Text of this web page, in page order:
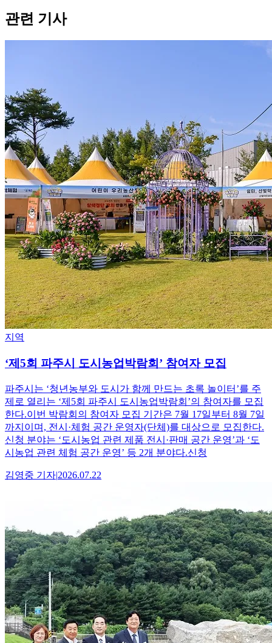
관련 기사
지역
‘제5회 파주시 도시농업박람회’ 참여자 모집
파주시는 ‘청년농부와 도시가 함께 만드는 초록 놀이터’를 주
제로 열리는 ‘제5회 파주시 도시농업박람회’의 참여자를 모집
한다.이번 박람회의 참여자 모집 기간은 7월 17일부터 8월 7일
까지이며, 전시·체험 공간 운영자(단체)를 대상으로 모집한다.
신청 분야는 ‘도시농업 관련 제품 전시·판매 공간 운영’과 ‘도
시농업 관련 체험 공간 운영’ 등 2개 분야다.신청
김영중 기자|2026.07.22